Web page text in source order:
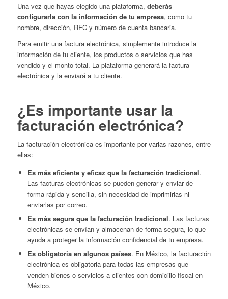
Una vez que hayas elegido una plataforma, deberás
configurarla con la información de tu empresa, como tu
nombre, dirección, RFC y número de cuenta bancaria.
Para emitir una factura electrónica, simplemente introduce la
información de tu cliente, los productos o servicios que has
vendido y el monto total. La plataforma generará la factura
electrónica y la enviará a tu cliente.
¿Es importante usar la
facturación electrónica?
La facturación electrónica es importante por varias razones, entre
ellas:
Es más eficiente y eficaz que la facturación tradicional.
Las facturas electrónicas se pueden generar y enviar de
forma rápida y sencilla, sin necesidad de imprimirlas ni
enviarlas por correo.
Es más segura que la facturación tradicional. Las facturas
electrónicas se envían y almacenan de forma segura, lo que
ayuda a proteger la información confidencial de tu empresa.
Es obligatoria en algunos países. En México, la facturación
electrónica es obligatoria para todas las empresas que
venden bienes o servicios a clientes con domicilio fiscal en
México.